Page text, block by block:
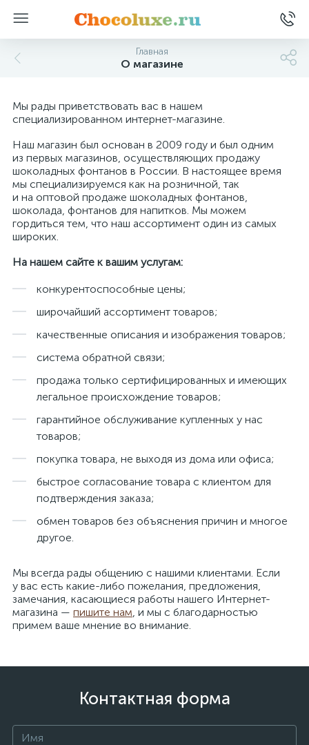
Главная
О магазине
Мы рады приветствовать вас в нашем
специализированном интернет-магазине.
Наш магазин был основан в 2009 году и был одним
из первых магазинов, осуществляющих продажу
шоколадных фонтанов в России. В настоящее время
мы специализируемся как на розничной, так
и на оптовой продаже шоколадных фонтанов,
шоколада, фонтанов для напитков. Мы можем
гордиться тем, что наш ассортимент один из самых
широких.
На нашем сайте к вашим услугам:
конкурентоспособные цены;
широчайший ассортимент товаров;
качественные описания и изображения товаров;
система обратной связи;
продажа только сертифицированных и имеющих
легальное происхождение товаров;
гарантийное обслуживание купленных у нас
товаров;
покупка товара, не выходя из дома или офиса;
быстрое согласование товара с клиентом для
подтверждения заказа;
обмен товаров без объяснения причин и многое
другое.
Мы всегда рады общению с нашими клиентами. Если
у вас есть какие-либо пожелания, предложения,
замечания, касающиеся работы нашего Интернет-
магазина — пишите нам, и мы с благодарностью
примем ваше мнение во внимание.
Контактная форма